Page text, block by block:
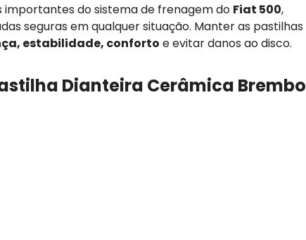
importantes do sistema de frenagem do Fiat 500,
seguras em qualquer situação. Manter as pastilhas
estabilidade, conforto e evitar danos ao disco.
Dianteira Cerâmica Brembo